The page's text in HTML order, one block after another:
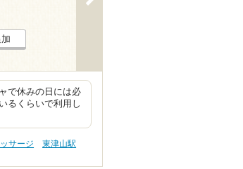
で休みの日には必
るくらいで利用し
サージ
東津山駅